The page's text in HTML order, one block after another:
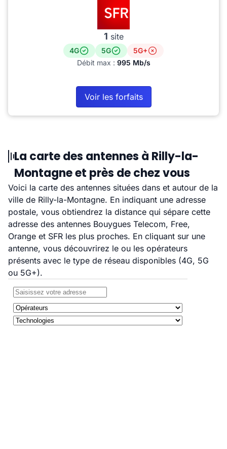
1 site
4G 5G
5G+
Débit max : 995 Mb/s
Voir les forfaits
La carte des antennes à Rilly-la-
Montagne et près de chez vous
Voici la carte des antennes situées dans et autour de la
ville de Rilly-la-Montagne. En indiquant une adresse
postale, vous obtiendrez la distance qui sépare cette
adresse des antennes Bouygues Telecom, Free,
Orange et SFR les plus proches. En cliquant sur une
antenne, vous découvrirez le ou les opérateurs
présents avec le type de réseau disponibles (4G, 5G
ou 5G+).